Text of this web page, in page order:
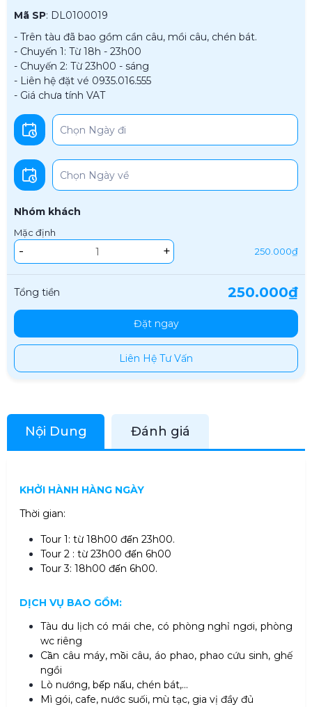
Mã SP: DL0100019
- Trên tàu đã bao gồm cần câu, mồi câu, chén bát.
- Chuyến 1: Từ 18h - 23h00
- Chuyến 2: Từ 23h00 - sáng
- Liên hệ đặt vé 0935.016.555
- Giá chưa tính VAT
Nhóm khách
Mặc định
- + 250.000₫
Tổng tiền 250.000₫
Đặt ngay
Liên Hệ Tư Vấn
Nội Dung Đánh giá
KHỞI HÀNH HÀNG NGÀY
Thời gian:
Tour 1: từ 18h00 đến 23h00.
Tour 2 : từ 23h00 đến 6h00
Tour 3: 18h00 đến 6h00.
DỊCH VỤ BAO GỒM:
Tàu du lịch có mái che, có phòng nghỉ ngơi, phòng
wc riêng
Cần câu máy, mồi câu, áo phao, phao cứu sinh, ghế
ngồi
Lò nướng, bếp nấu, chén bát,...
Mì gói, cafe, nước suối, mù tạc, gia vị đầy đủ